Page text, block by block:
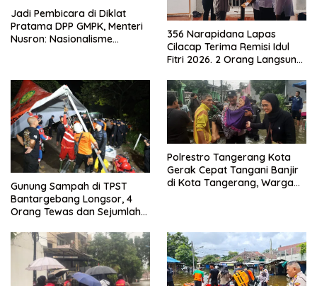
Jadi Pembicara di Diklat
Pratama DPP GMPK, Menteri
Nusron: Nasionalisme
356 Narapidana Lapas
Cilacap Terima Remisi Idul
Fitri 2026. 2 Orang Langsung
Gunung Sampah di TPST
Bantargebang Longsor, 4
Orang Tewas dan Sejumlah
Polrestro Tangerang Kota
Gerak Cepat Tangani Banjir
di Kota Tangerang, Warga